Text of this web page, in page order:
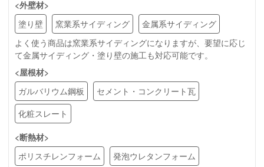
<外壁材>
塗り壁
窯業系サイディング
金属系サイディング
よく使う商品は窯業系サイディングになりますが、要望に応じ
て金属サイディング・塗り壁の施工も対応可能です。
<屋根材>
ガルバリウム鋼板
セメント・コンクリート瓦
化粧スレート
<断熱材>
ポリスチレンフォーム
発泡ウレタンフォーム